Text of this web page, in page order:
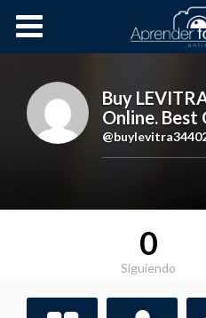
Cursos OnLine
Buy
Online.
0
Siguiendo